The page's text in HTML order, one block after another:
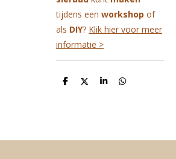
tijdens een workshop of
als DIY? Klik hier voor meer
informatie >
D
D
S
D